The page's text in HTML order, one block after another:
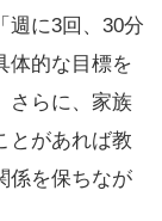
週に3回、30分
体的な目標を
さらに、家族
とがあれば教
係を保ちなが